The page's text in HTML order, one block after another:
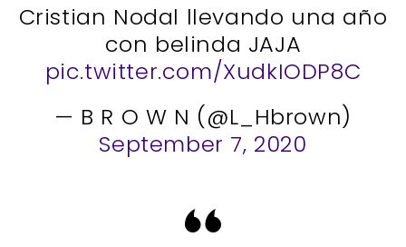
Cristian Nodal llevando una año
con belinda JAJA
pic.twitter.com/XudkIODP8C
— B R O W N (@L_Hbrown)
September 7, 2020